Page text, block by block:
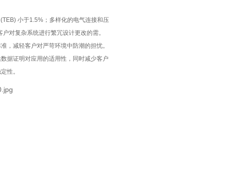
小于1.5%；多样化的电气连接和压
对复杂系统进行繁冗设计更改的需。
，减轻客户对严苛环境中防潮的担忧。
据证明对应用的适用性，同时减少客户
性。